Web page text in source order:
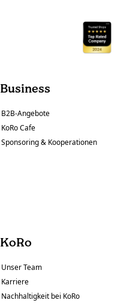
Business
B2B-Angebote
KoRo Cafe
Sponsoring & Kooperationen
KoRo
Unser Team
Karriere
Nachhaltigkeit bei KoRo